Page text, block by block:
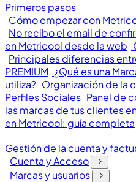
Primeros pasos
Cómo empezar con
No recibo el email de
en Metricool desde la web
Principales diferencias
PREMIUM ¿Qué es una
utiliza? Organización de la
Perfiles Sociales Panel de
las marcas de tus clientes
en Metricool: guía completa
Gestión de la cuenta y
Cuenta y Acceso
Marcas y usuarios